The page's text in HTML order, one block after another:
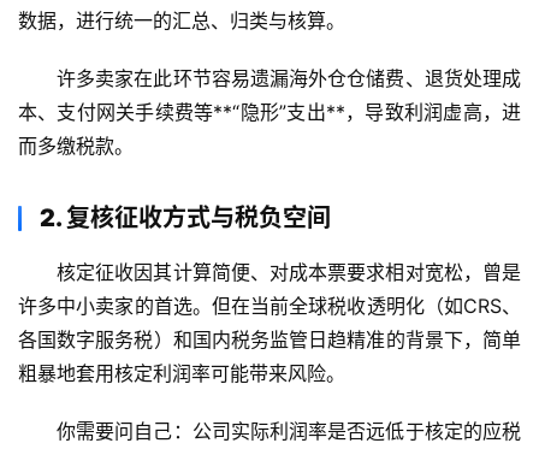
数据，进行统一的汇总、归类与核算。
许多卖家在此环节容易遗漏海外仓仓储费、退货处理成
本、支付网关手续费等**“隐形”支出**，导致利润虚高，进
而多缴税款。
2. 复核征收方式与税负空间
核定征收因其计算简便、对成本票要求相对宽松，曾是
许多中小卖家的首选。但在当前全球税收透明化（如CRS、
各国数字服务税）和国内税务监管日趋精准的背景下，简单
粗暴地套用核定利润率可能带来风险。
你需要问自己：公司实际利润率是否远低于核定的应税